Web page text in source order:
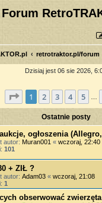
Forum
retrotraktor.pl/forum
Dzisiaj jest 06 sie 2026,
Strona z10
1 2 3 4 5
Ostatnie posty
ogłoszenia
autor: Muran001 « wczoraj, 22:40
101
+ ZIŁ ?
autor: Adam03 « wczoraj, 21:08
1
obserwować zwierzęta